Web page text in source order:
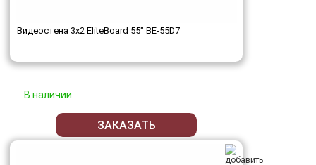
Видеостена 3x2 EliteBoard 55" BE-55D7
В наличии
ЗАКАЗАТЬ